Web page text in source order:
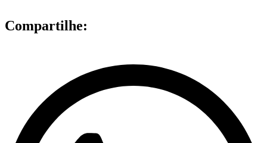
Compartilhe: